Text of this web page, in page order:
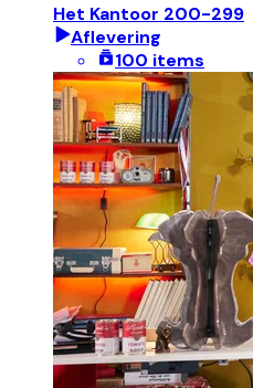
Het Kantoor 200-299
Aflevering
100 items